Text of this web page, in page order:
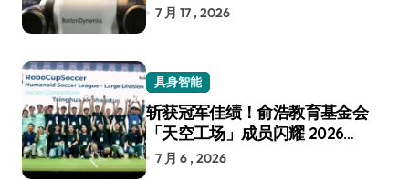
7 月 17 , 2026
具身智能
斩获冠军佳绩！俞浩教育基金会
「天空工场」成员闪耀 2026
RoboCup 机器人世界杯
7 月 6 , 2026